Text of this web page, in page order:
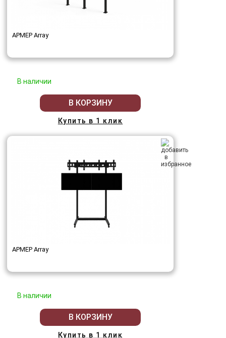
АРМЕР Array
В наличии
В КОРЗИНУ
Купить в 1 клик
АРМЕР Array
В наличии
В КОРЗИНУ
Купить в 1 клик